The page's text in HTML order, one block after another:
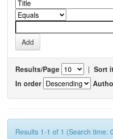
Results/Page | Sort
In order
Results 1-1 of 1 (Search time: